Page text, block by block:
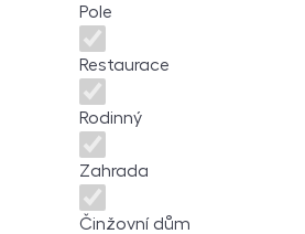
Pole
Restaurace
Rodinný
Zahrada
Činžovní dům